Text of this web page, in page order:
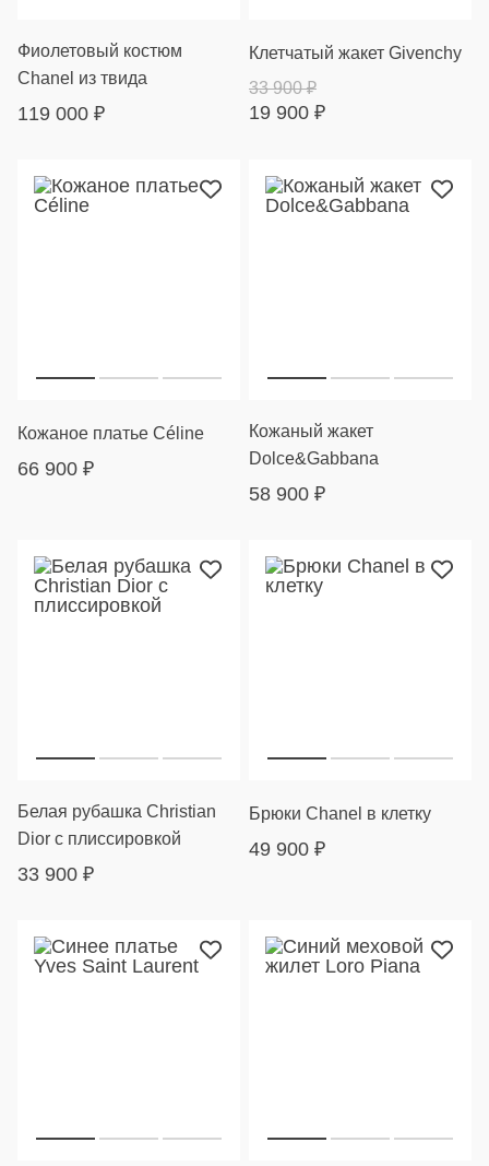
Фиолетовый костюм
Chanel из твида
119 000 ₽
Клетчатый жакет Givenchy
19 900 ₽
33 900₽
Кожаное платье Céline
66 900 ₽
Кожаный жакет
Dolce&Gabbana
58 900 ₽
Белая рубашка Christian
Dior с плиссировкой
33 900 ₽
Брюки Chanel в клетку
49 900 ₽